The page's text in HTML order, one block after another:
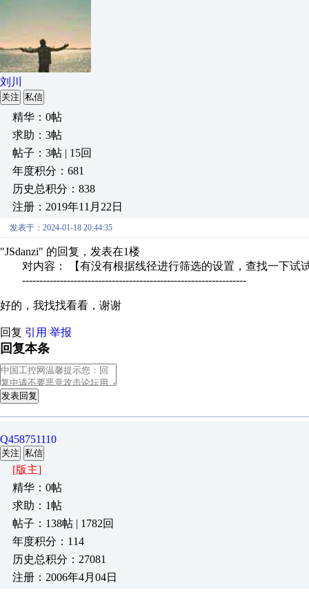
刘川
关注 私信
精华：0帖
求助：3帖
帖子：3帖 | 15回
年度积分：681
历史总积分：838
注册：2019年11月22日
发表于：2024-01-18 20:44:35
"JSdanzi" 的回复，发表在1楼
对内容： 【有没有根据线径进行筛选的设置，查找一下试
-----------------------------------------------------------------
好的，我找找看看，谢谢
回复 引用 举报
回复本条
发表回复
Q458751110
关注 私信
[版主]
精华：0帖
求助：1帖
帖子：138帖 | 1782回
年度积分：114
历史总积分：27081
注册：2006年4月04日